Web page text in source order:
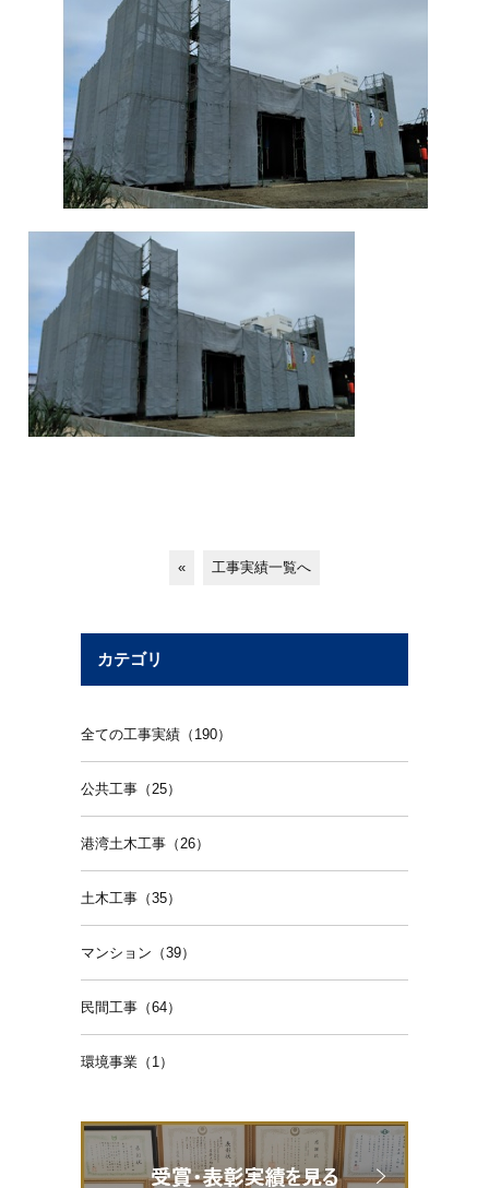
« 工事実績一覧へ
カテゴリ
全ての工事実績（190）
公共工事（25）
港湾土木工事（26）
土木工事（35）
マンション（39）
民間工事（64）
環境事業（1）